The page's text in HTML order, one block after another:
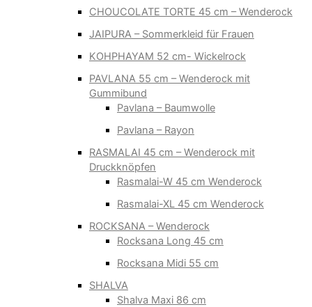
CHOUCOLATE TORTE 45 cm – Wenderock
JAIPURA – Sommerkleid für Frauen
KOHPHAYAM 52 cm- Wickelrock
PAVLANA 55 cm – Wenderock mit
Gummibund
Pavlana – Baumwolle
Pavlana – Rayon
RASMALAI 45 cm – Wenderock mit
Druckknöpfen
Rasmalai-W 45 cm Wenderock
Rasmalai-XL 45 cm Wenderock
ROCKSANA – Wenderock
Rocksana Long 45 cm
Rocksana Midi 55 cm
SHALVA
Shalva Maxi 86 cm